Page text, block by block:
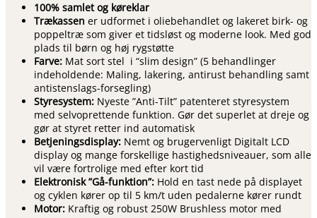
100% samlet og køreklar
Trækassen er udformet i oliebehandlet og lakeret birk- og
poppeltræ som giver et tidsløst og moderne look. Med god
plads til børn og høj rygstøtte
Farve: Mat sort stel i “slim design” (5 behandlinger
indeholdende: Maling, lakering, antirust behandling samt
antistenslags-forsegling)
Styresystem: Nyeste ”Anti-Tilt” patenteret styresystem
med selvoprettende funktion. Gør det superlet at dreje og
gør at styret retter ind automatisk
Betjeningsdisplay: Nemt og brugervenligt Digitalt LCD
display og mange forskellige hastighedsniveauer, som alle
vil være fortrolige med efter kort tid
Elektronisk ”Gå-funktion”: Hold en tast nede på displayet
og cyklen kører op til 5 km/t uden pedalerne kører rundt
Motor: Kraftig og robust 250W Brushless motor med